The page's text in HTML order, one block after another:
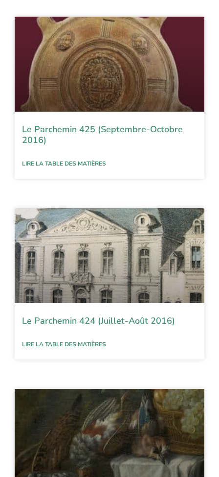
Le Parchemin 425 (Septembre-Octobre
2016)
LIRE LA TABLE DES MATIÈRES
Le Parchemin 424 (Juillet-Août 2016)
LIRE LA TABLE DES MATIÈRES